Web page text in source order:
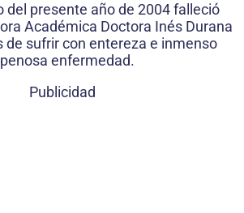
del presente año de 2004 falleció
Académica Doctora Inés Durana
de sufrir con entereza e inmenso
enfermedad.
Publicidad